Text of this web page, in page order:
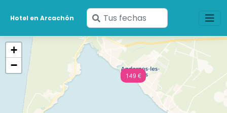
Hotel en Arcachón
Ingresa
tus
fechas
149 €
+
−